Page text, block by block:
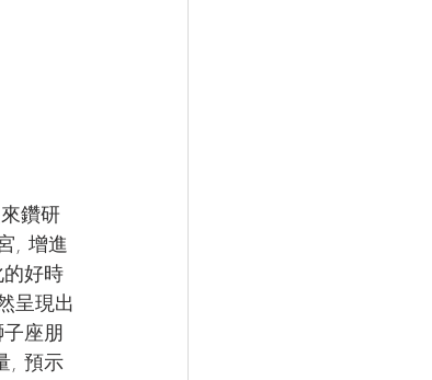
鑽研
, 增進
好時
呈現出
座朋
, 預示